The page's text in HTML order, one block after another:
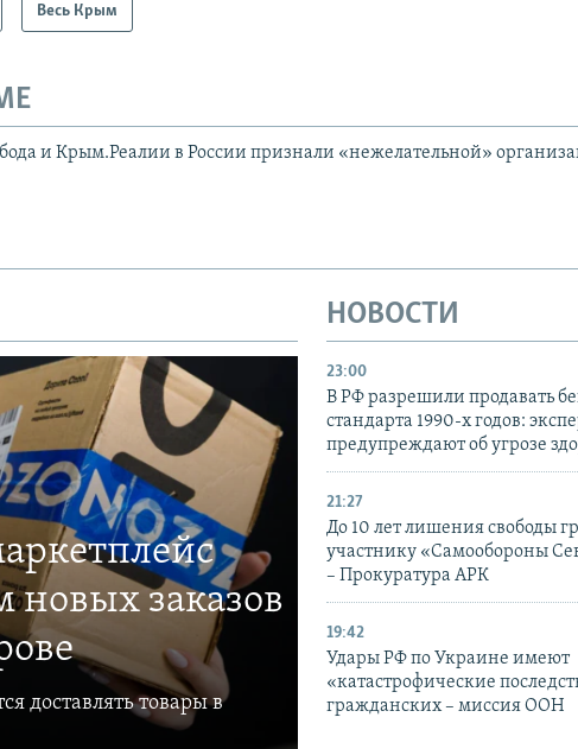
Весь Крым
и Крым.Реалии в России признали «нежелательной»
новых заказов
доставлять товары в
НОВОСТИ
23:00
В РФ разрешили продавать
стандарта 1990-х годов:
предупреждают об угрозе
21:27
До 10 лет лишения свободы
участнику «Самообороны
– Прокуратура АРК
19:42
Удары РФ по Украине имеют
«катастрофические
гражданских – миссия ООН